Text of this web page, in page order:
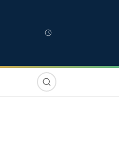
صوت وصورة